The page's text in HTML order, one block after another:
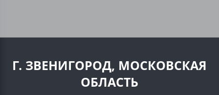
Г. ЗВЕНИГОРОД, МОСКОВСКАЯ
ОБЛАСТЬ